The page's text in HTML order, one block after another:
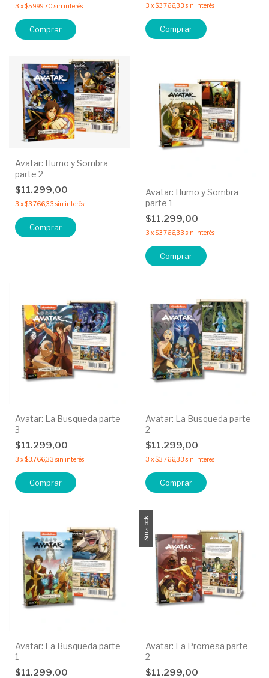
3 x$5.999,70 sin interés
Comprar
3 x$3.766,33 sin interés
Avatar: Humo y Sombra
parte 2
$11.299,00
3 x$3.766,33 sin interés
Avatar: Humo y Sombra
parte 1
$11.299,00
3 x$3.766,33 sin interés
Avatar: La Busqueda parte
3
$11.299,00
3 x$3.766,33 sin interés
Avatar: La Busqueda parte
2
$11.299,00
3 x$3.766,33 sin interés
Avatar: La Busqueda parte
1
$11.299,00
Sin stock
Avatar: La Promesa parte
2
$11.299,00